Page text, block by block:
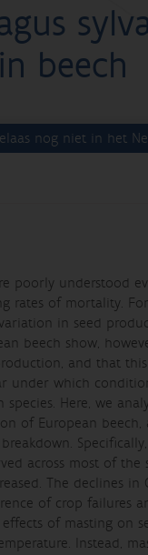
beech
nog niet in het
poorly understood
rates of mortality.
in seed
beech show,
and that
under which
Here, we
of European
across most of
The declines in
of crop failures
of masting on
Instead,